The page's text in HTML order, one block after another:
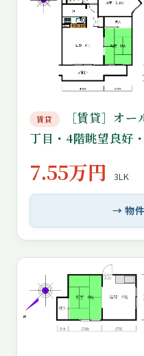
賃貸
［賃貸］オ
丁目・4階眺望良好
7.55万円 3LK
→ 物